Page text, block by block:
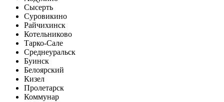
Сысерть
Суровикино
Райчихинск
Котельниково
Тарко-Сале
Среднеуральск
Буинск
Белоярский
Кизел
Пролетарск
Коммунар